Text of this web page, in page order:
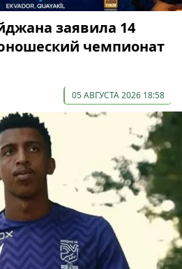
заявила 14
чемпионат
05 АВГУСТА 2026 18:58